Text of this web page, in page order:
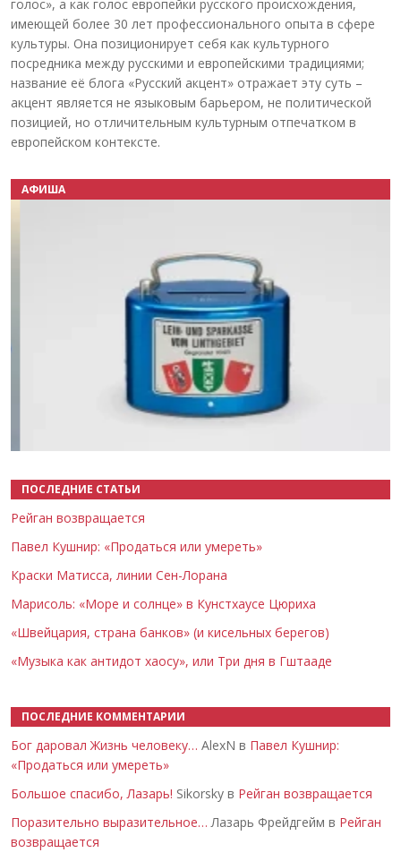
голос», а как голос европейки русского происхождения,
имеющей более 30 лет профессионального опыта в сфере
культуры. Она позиционирует себя как культурного
посредника между русскими и европейскими традициями;
название её блога «Русский акцент» отражает эту суть –
акцент является не языковым барьером, не политической
позицией, но отличительным культурным отпечатком в
европейском контексте.
АФИША
ПОСЛЕДНИЕ СТАТЬИ
Рейган возвращается
Павел Кушнир: «Продаться или умереть»
Краски Матисса, линии Сен-Лорана
Марисоль: «Море и солнце» в Кунстхаусе Цюриха
«Швейцария, страна банков» (и кисельных берегов)
«Музыка как антидот хаосу», или Три дня в Гштааде
ПОСЛЕДНИЕ КОММЕНТАРИИ
Бог даровал Жизнь человеку… AlexN в Павел Кушнир:
«Продаться или умереть»
Большое спасибо, Лазарь! Sikorsky в Рейган возвращается
Поразительно выразительное… Лазарь Фрейдгейм в Рейган
возвращается